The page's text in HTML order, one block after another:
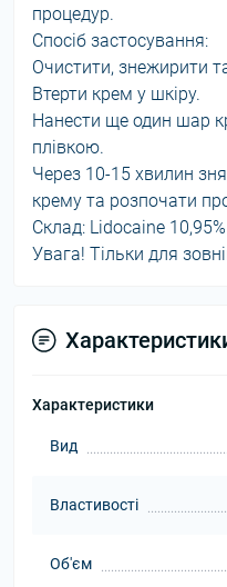
процедур.
Спосіб застосування:
Очистити, знежирити
Втерти крем у шкіру.
Нанести ще один шар
плівкою.
Через 10-15 хвилин
крему та розпочати
Склад: Lidocaine 10,95%
Увага! Тільки для
Характеристики
Вид
Властивості
Об'єм